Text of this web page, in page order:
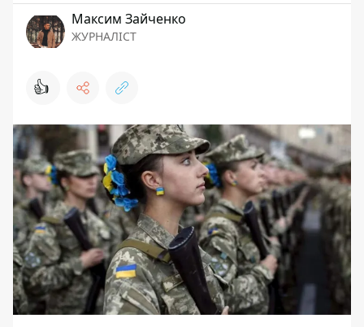
Максим Зайченко
ЖУРНАЛІСТ
👍